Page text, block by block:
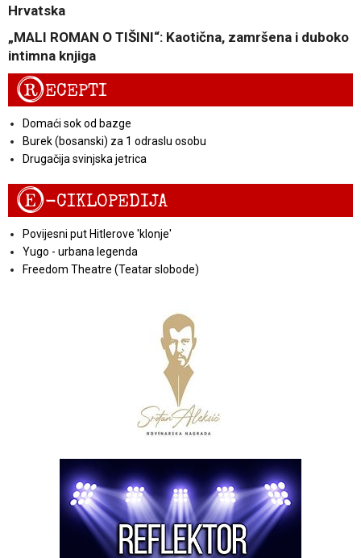
Hrvatska
„MALI ROMAN O TIŠINI“: Kaotična, zamršena i duboko
intimna knjiga
RECEPTI
Domaći sok od bazge
Burek (bosanski) za 1 odraslu osobu
Drugačija svinjska jetrica
E-CIKLOPEDIJA
Povijesni put Hitlerove 'klonje'
Yugo - urbana legenda
Freedom Theatre (Teatar slobode)